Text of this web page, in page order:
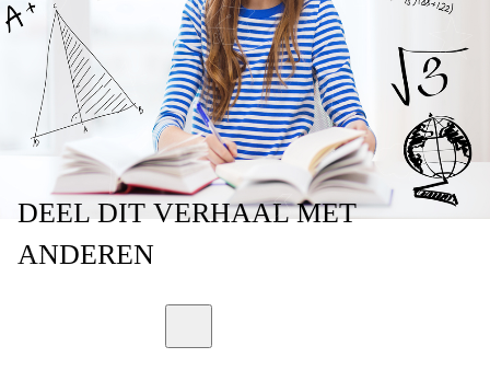
DEEL DIT VERHAALMET
ANDEREN